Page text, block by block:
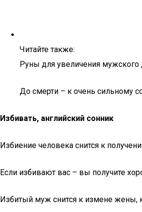
Читайте также:
Руны для увеличения мужского
До смерти – к очень сильному
Избивать, английский сонник
Избиение человека снится к
Если избивают вас – вы получите
Избитый муж снится к измене жены,